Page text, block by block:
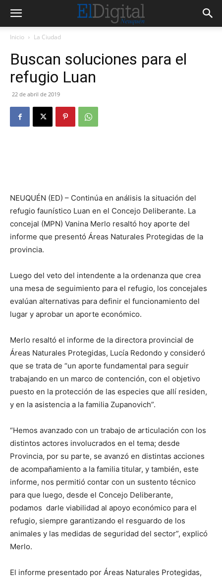
Inicio La Ciudad
Buscan soluciones para el
refugio Luan
22 de abril de 2019
NEUQUÉN (ED) – Continúa en análisis la situación del
refugio faunístico Luan en el Concejo Deliberante. La
concejal (MPN) Vanina Merlo resaltó hoy aporte del
informe que presentó Áreas Naturales Protegidas de la
provincia.
Luego del veto del intendente a la ordenanza que crea
una mesa de seguimiento para el refugio, los concejales
evalúan alternativas para definir el funcionamiento del
lugar y aprobar un aporte económico.
Merlo resaltó el informe de la directora provincial de
Áreas Naturales Protegidas, Lucía Redondo y consideró
que se trata de “un aporte fundamental para seguir
trabajando en un marco de contención, con el objetivo
puesto en la protección de las especies que allí residen,
y en la asistencia a la familia Zupanovich”.
“Hemos avanzado con un trabajo de articulación con los
distintos actores involucrados en el tema; desde
Provincia, por su parte, se avanzó en distintas acciones
de acompañamiento a la familia titular, y también, este
informe, nos permitió contar con un sustento técnico
para que luego, desde el Concejo Deliberante,
podamos darle viabilidad al apoyo económico para el
refugio, siempre garantizando el resguardo de los
animales y las medidas de seguridad del sector”, explicó
Merlo.
El informe presentado por Áreas Naturales Protegidas,